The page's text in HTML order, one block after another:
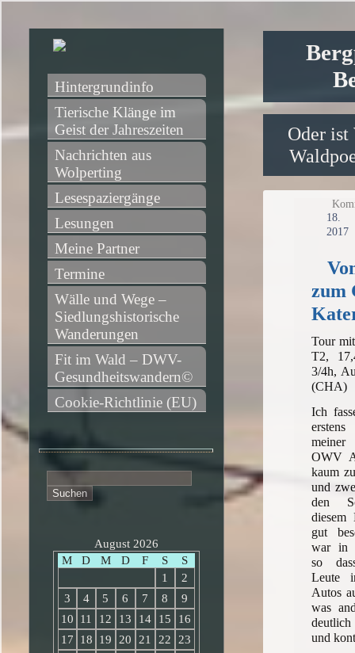
Oder ist
2017
zum
Tour
T2,
3/4h,
(CHA)
Ich
meiner
OWV
kaum
und
den
diesem
gut
war in
so
Leute
Autos
was
und
Hintergrundinfo
Tierische Klänge im
Geist der Jahreszeiten
Nachrichten aus
Wolperting
Lesespaziergänge
Lesungen
Meine Partner
Termine
Wälle und Wege –
Siedlungshistorische
Wanderungen
Fit im Wald – DWV-
Gesundheitswandern©
Cookie-Richtlinie (EU)
nach:
August 2026
M
D M D F S
S
1
2
3
4 5 6 7 8
9
10
11 12 13 14 15
16
17
18 19 20 21 22
23